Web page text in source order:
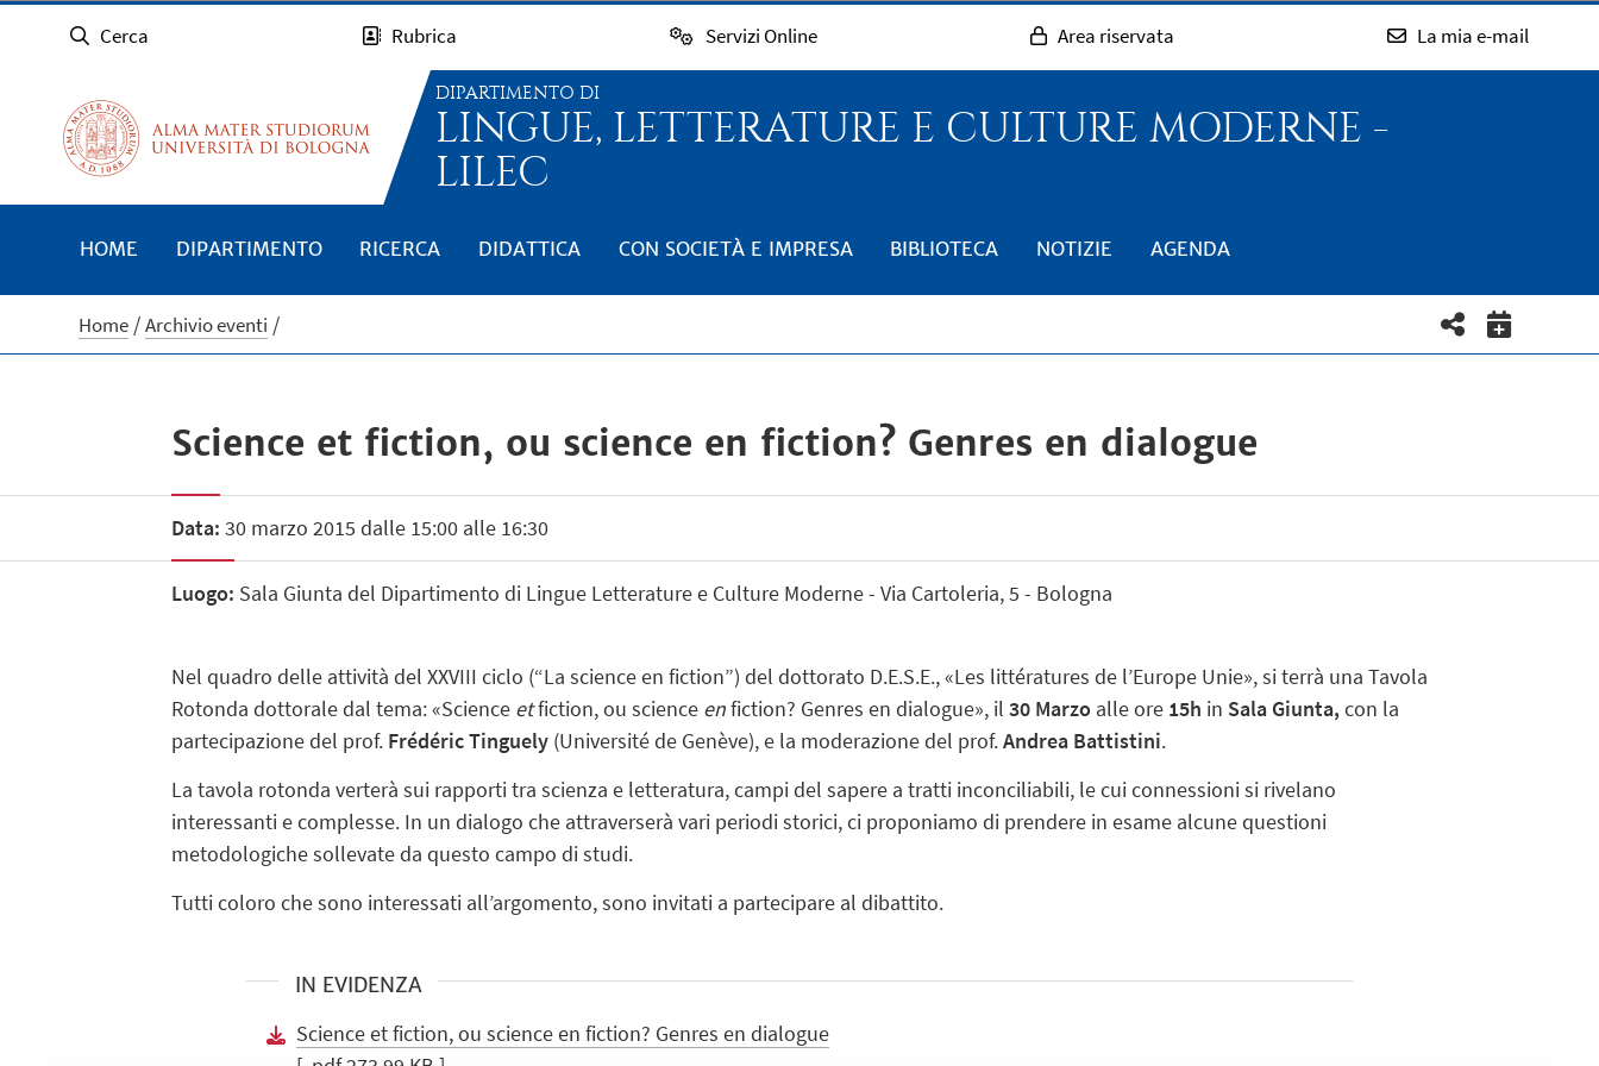
Cerca Rubrica Servizi Online Area riservata La mia e-mail
DIPARTIMENTO DI
LINGUE, LETTERATURE E CULTURE MODERNE -
LILEC
HOME DIPARTIMENTO RICERCA DIDATTICA CON SOCIETÀ E IMPRESA BIBLIOTECA NOTIZIE AGENDA
Home Archivio eventi
Science et fiction, ou science en fiction? Genres en dialogue
Data: 30 marzo 2015 dalle 15:00 alle 16:30
Luogo: Sala Giunta del Dipartimento di Lingue Letterature e Culture Moderne - Via Cartoleria, 5 - Bologna
Nel quadro delle attività del XXVIII ciclo (“La science en fiction”) del dottorato D.E.S.E., «Les littératures de l’Europe Unie», si terrà una Tavola
Rotonda dottorale dal tema: «Science etfiction, ou science enfiction? Genres en dialogue», il 30 Marzoalle ore 15h in Sala Giunta, con la
partecipazione del prof. Frédéric Tinguely(Université de Genève), e la moderazione del prof.Andrea Battistini.
La tavola rotonda verterà sui rapporti tra scienza e letteratura, campi del sapere a tratti inconciliabili, le cui connessioni si rivelano
interessanti e complesse. In un dialogo che attraverserà vari periodi storici, ci proponiamo di prendere in esame alcune questioni
metodologiche sollevate da questo campo di studi.
Tutti coloro che sono interessati all’argomento, sono invitati a partecipare al dibattito.
IN EVIDENZA
Science et fiction, ou science en fiction? Genres en dialogue